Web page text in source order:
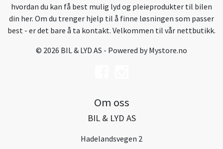
hvordan du kan få best mulig lyd og pleieprodukter til bilen
din her. Om du trenger hjelp til å finne løsningen som passer
best - er det bare å ta kontakt. Velkommen til vår nettbutikk.
© 2026 BIL & LYD AS - Powered byMystore.no
Om oss
BIL & LYD AS
Hadelandsvegen 2